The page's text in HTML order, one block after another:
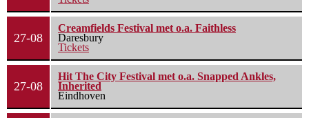
27-08
Creamfields Festival met o.a. Faithless
Daresbury
Tickets
27-08
Hit The City Festival met o.a. Snapped Ankles,
Inherited
Eindhoven